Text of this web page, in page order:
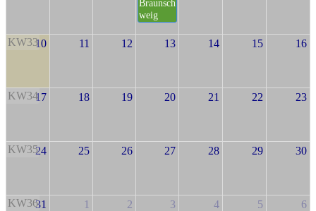
Braunsch
weig
KW3310 11 12 13 14 15 16
KW3417 18 19 20 21 22 23
KW3524 25 26 27 28 29 30
KW3631 1 2 3 4 5 6